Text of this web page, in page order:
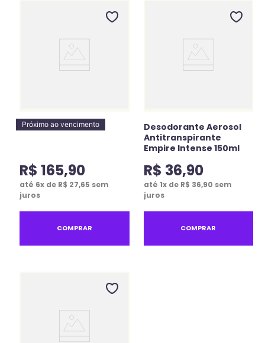
Próximo ao vencimento
Kit Verão Solaris
R$ 165,90
até 6x de R$ 27,65 sem
juros
COMPRAR
Desodorante Aerosol
Antitranspirante
Empire Intense 150ml
R$ 36,90
até 1x de R$ 36,90 sem
juros
COMPRAR